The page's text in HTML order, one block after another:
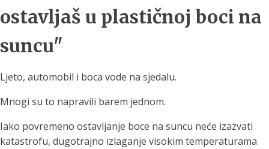
ostavljaš u plastičnoj boci na
suncu"
Ljeto, automobil i boca vode na sjedalu.
Mnogi su to napravili barem jednom.
Iako povremeno ostavljanje boce na suncu neće izazvati
katastrofu, dugotrajno izlaganje visokim temperaturama